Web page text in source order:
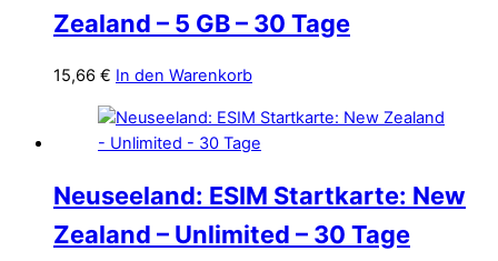
Zealand – 5 GB – 30 Tage
15,66 € In den Warenkorb
Neuseeland: ESIM Startkarte: New
Zealand – Unlimited – 30 Tage